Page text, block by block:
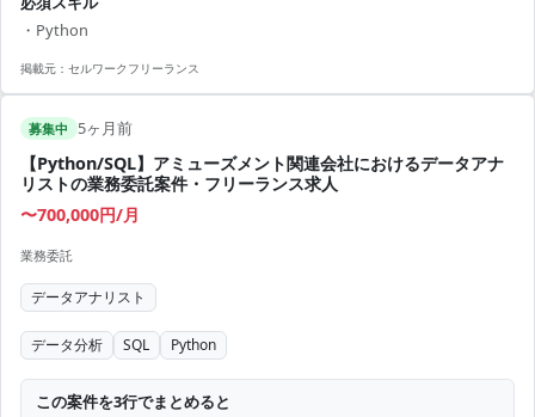
ゲームデータ分析のプロフェッショナルを目指せる環境 ・専門的な知
識を活かした高度なデータモデリングに挑戦 ・業界未経験でもゲーム
への情熱があれば成長可能 ・データベースや解析ツールのスキルアッ
・Python
掲載元： セルワークフリーランス
募集中 5ヶ月前
【Python/SQL】アミューズメント関連会社におけるデータアナ
リストの業務委託案件・フリーランス求人
〜700,000円/月
業務委託
データアナリスト
データ分析 SQL Python
この案件を3行でまとめると